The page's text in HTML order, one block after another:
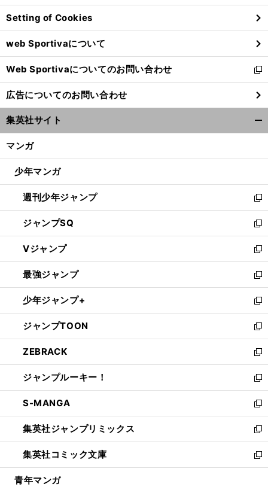
ン
ド
ウ
で
開
く
Setting of Cookies
web Sportivaについて
Web Sportivaについてのお問い合わせ
新
し
い
ウ
ィ
ン
ウ
開
く
広告についてのお問い合わせ
集英社サイト
マンガ
少年マンガ
週刊少年ジャンプ
新
し
い
ウ
ィ
ン
ド
ウ
で
開
く
ジャンプSQ
新
し
い
ウ
ィ
ン
ド
ウ
で
開
く
Vジャンプ
新
し
い
ウ
ィ
ン
ド
ウ
で
開
く
最強ジャンプ
新
し
い
ウ
ィ
ン
ド
ウ
で
開
く
少年ジャンプ+
新
し
い
ウ
ィ
ン
ド
ウ
で
開
く
ジャンプTOON
新
し
い
ウ
ィ
ン
ド
ウ
で
開
く
ZEBRACK
新
し
い
ウ
ィ
ン
ド
ウ
で
開
ジャンプルーキー！
新
し
い
ウ
ィ
ン
ド
ウ
S-MANGA
新
し
い
ウ
ィ
ン
集英社ジャンプリミックス
新
し
い
ウ
集英社コミック文庫
新
し
青年マンガ